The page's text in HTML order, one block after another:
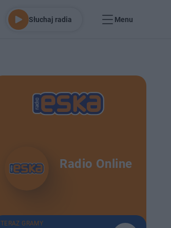
Słuchaj radia Menu
Radio Online
TERAZ GRAMY